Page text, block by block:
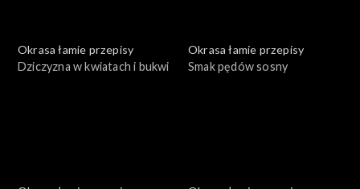
Okrasa łamie przepisy
Dziczyzna w kwiatach i bukwi
Okrasa łamie przepisy
Smak pędów sosny